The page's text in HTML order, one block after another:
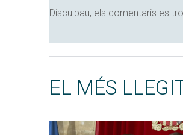
Disculpau, els comentaris es
EL MÉS